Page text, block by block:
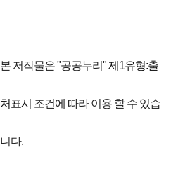
본 저작물은 "공공누리"제1유형:출
처표시 조건에 따라 이용 할 수 있습
니다.